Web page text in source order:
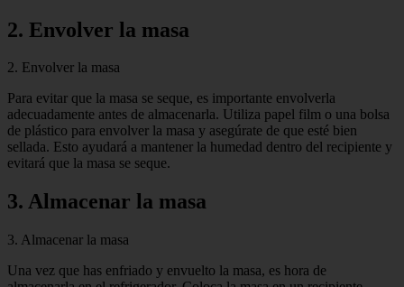
2. Envolver la masa
2. Envolver la masa
Para evitar que la masa se seque, es importante envolverla
adecuadamente antes de almacenarla. Utiliza papel film o una bolsa
de plástico para envolver la masa y asegúrate de que esté bien
sellada. Esto ayudará a mantener la humedad dentro del recipiente y
evitará que la masa se seque.
3. Almacenar la masa
3. Almacenar la masa
Una vez que has enfriado y envuelto la masa, es hora de